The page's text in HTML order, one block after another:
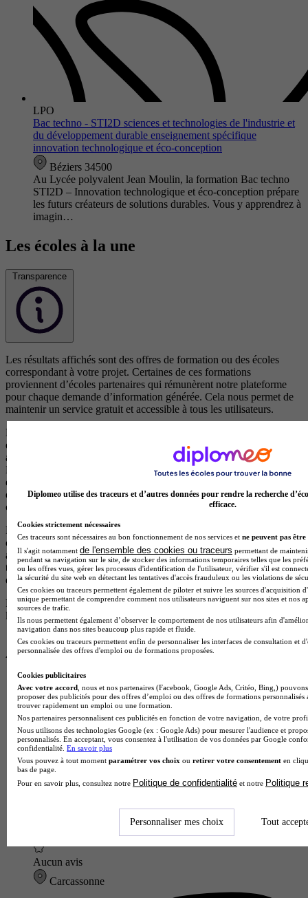
LPO
Bac techno - STI2D sciences et technologies de l'industrie et
du développement durable enseignement spécifique
innovation technologique et éco-conception
Béziers 34500
Au Lycée polyvalent Jean Moulin, la formation Bac techno
STI2D – Innovation technologique et éco-conception prépare
les futurs créateurs de solutions durables. Vous y apprendrez à
imagin…
Les écoles à la une
Transparence
Les résultats affichés sont des offres de formation ou des écoles
correspondant à votre projet. Certaines de ces formations
proviennent d’écoles partenaires qui rémunèrent notre plateforme
pour chaque demande d’information générée. Cela nous permet de
maintenir un service gratuit et accessible à tous les utilisateurs.
Les offres de formation issues d’écoles partenaires (clients) sont
d’abord classées selon leur pertinence par rapport à votre recherche,
afin de vous proposer les formations les plus adaptées à vos besoins.
En cas de pertinence équivalente, les résultats sont ensuite ordonnés
en fonction d’un scoring précis qui met en avant les écoles qui
disposent d’éléments de visibilité, d’avis positifs et de campagnes en
cours.
Les formations proposées par des centres non partenaires (non
clients), qui ne versent aucune rémunération à notre plateforme,
apparaissent après celles des centres partenaires et sont également
triées par pertinence. Elles sont reconnaissables par le fait qu’elles ne
disposent pas de logos.
Pour plus d’informations, consultez nosrègles de fonctionnement de
la plateforme.
Aucun avis
Carcassonne
Diplomeo utilise des traceurs et d’autres données pour rendre la recherche
efficace.
Cookies strictement nécessaires
Ces traceurs sont nécessaires au bon fonctionnement de nos services et ne peuvent pas être
Il s'agit notamment de l'ensemble des cookies ou traceurs permettant de
pendant sa navigation sur le site, de stocker des informations temporaires telles que les
ou les offres vues, gérer les processus d'identification de l'utilisateur, vérifier s'il est
la sécurité du site web en détectant les tentatives d'accès frauduleux ou les violations de
Ces cookies ou traceurs permettent également de piloter et suivre les sources d'acquisition
unique permettant de comprendre comment nos utilisateurs naviguent sur nos sites et nos
sources de trafic.
Ils nous permettent également d’observer le comportement de nos utilisateurs afin
navigation dans nos sites beaucoup plus rapide et fluide.
Ces cookies ou traceurs permettent enfin de personnaliser les interfaces de consultation et
personnalisée des offres d'emploi ou de formations proposées.
Cookies publicitaires
Avec votre accord , nous et nos partenaires (Facebook, Google Ads, Critéo, Bing,)
proposer des publicités pour des offres d’emploi ou des offres de formations
trouver rapidement un emploi ou une formation.
Nos partenaires personnalisent ces publicités en fonction de votre navigation, de votre
Nous utilisons des technologies Google (ex : Google Ads) pour mesurer l'audience et
personnalisés. En acceptant, vous consentez à l'utilisation de vos données par Google
confidentialité. En savoir plus
Vous pouvez à tout moment paramétrer vos choix ou retirer votre consentement en
bas de page.
Pour en savoir plus, consultez notre Politique de confidentialité et notre Politique
Personnaliser mes choix Tout